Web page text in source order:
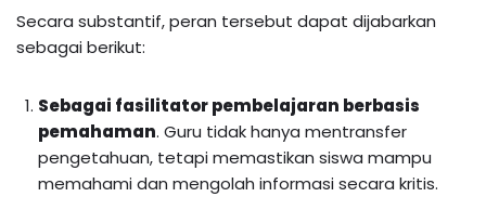
Secara substantif, peran tersebut dapat dijabarkan
sebagai berikut:
Sebagai fasilitator pembelajaran berbasis
pemahaman. Guru tidak hanya mentransfer
pengetahuan, tetapi memastikan siswa mampu
memahami dan mengolah informasi secara kritis.